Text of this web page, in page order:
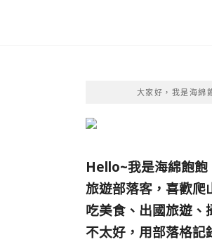
大家好，我是海綿
Hello~我是海綿飽飽
旅遊部落客， 喜歡爬
吃美食、出國旅遊、
不太好，用部落格記